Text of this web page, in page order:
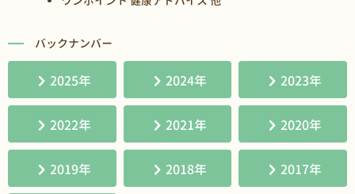
バックナンバー
2025年 2024年 2023年
2022年 2021年 2020年
2019年 2018年 2017年